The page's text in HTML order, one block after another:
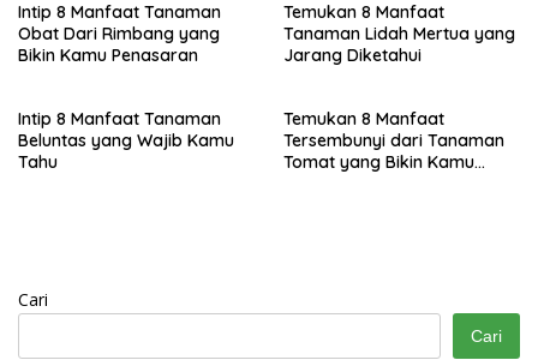
Intip 8 Manfaat Tanaman
Obat Dari Rimbang yang
Bikin Kamu Penasaran
Temukan 8 Manfaat
Tanaman Lidah Mertua yang
Jarang Diketahui
Intip 8 Manfaat Tanaman
Beluntas yang Wajib Kamu
Tahu
Temukan 8 Manfaat
Tersembunyi dari Tanaman
Tomat yang Bikin Kamu
Cari
Cari